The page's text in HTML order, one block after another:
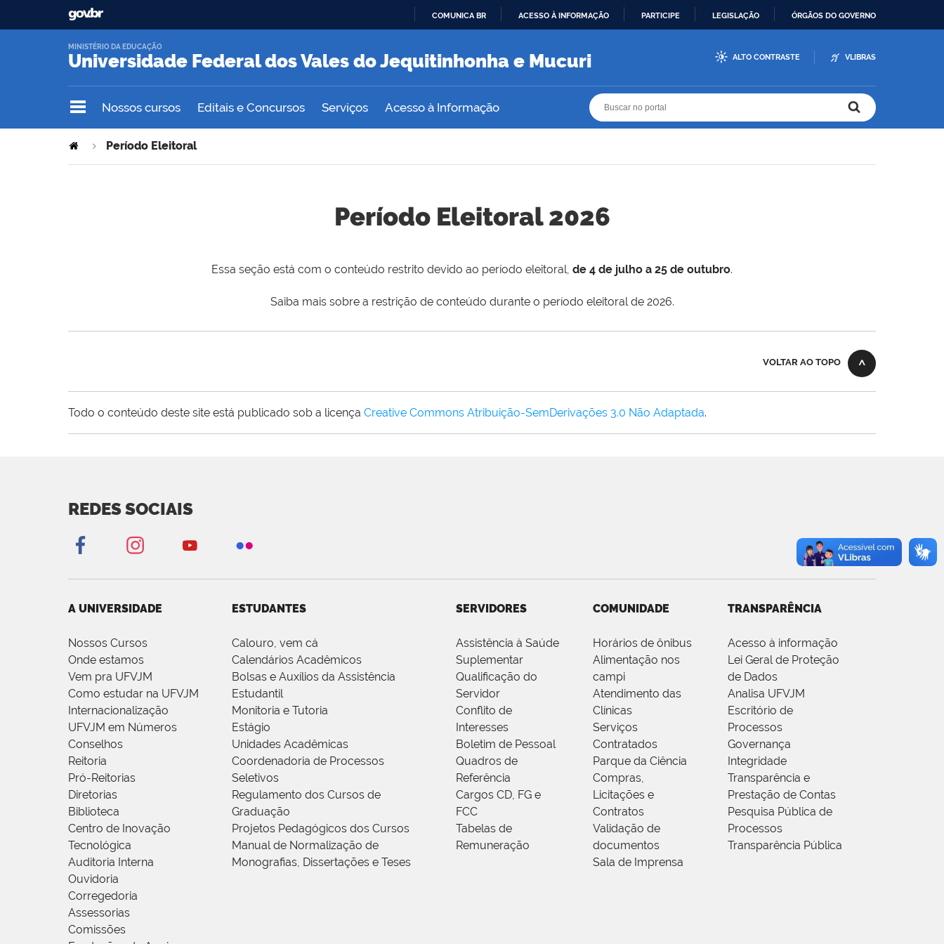
O
COMUNICA BR ACESSO À INFORMAÇÃO PARTICIPE LEGISLAÇÃO ÓRGÃOS DO GOVERNO
Universidade Federal dos Vales do Jequitinhonha e Mucuri
MINISTÉRIO DA EDUCAÇÃO
ALTO CONTRASTE VLIBRAS
Nossos cursos Editais e Concursos Serviços Acesso à Informação
Período Eleitoral
Período Eleitoral 2026
Essa seção está com o conteúdo restrito devido ao período eleitoral, de 4 de julho a 25 de outubro.
Saiba mais sobre a restrição de conteúdo durante o período eleitoral de 2026.
VOLTAR AO TOPO
Todo o conteúdo deste site está publicado sob a licença Creative Commons Atribuição-SemDerivações 3.0 Não Adaptada.
REDES SOCIAIS
A UNIVERSIDADE
Nossos Cursos
Onde estamos
Vem pra UFVJM
Como estudar na UFVJM
Internacionalização
UFVJM em Números
Conselhos
Reitoria
Pró-Reitorias
Diretorias
Biblioteca
Centro de Inovação
Tecnológica
Auditoria Interna
Ouvidoria
Corregedoria
Assessorias
Comissões
ESTUDANTES
Calouro, vem cá
Calendários Acadêmicos
Bolsas e Auxílios da Assistência
Estudantil
Monitoria e Tutoria
Estágio
Unidades Acadêmicas
Coordenadoria de Processos
Seletivos
Regulamento dos Cursos de
Graduação
Projetos Pedagógicos dos Cursos
Manual de Normalização de
Monografias, Dissertações e Teses
SERVIDORES
Assistência à Saúde
Suplementar
Qualificação do
Servidor
Conflito de
Interesses
Boletim de Pessoal
Quadros de
Referência
Cargos CD, FG e
FCC
Tabelas de
Remuneração
COMUNIDADE
Horários de ônibus
Alimentação nos
campi
Atendimento das
Clínicas
Serviços
Contratados
Parque da Ciência
Compras,
Licitações e
Contratos
Validação de
documentos
Sala de Imprensa
TRANSPARÊNCIA
Acesso à informação
Lei Geral de Proteção
de Dados
Analisa UFVJM
Escritório de
Processos
Governança
Integridade
Transparência e
Prestação de Contas
Pesquisa Pública de
Processos
Transparência Pública